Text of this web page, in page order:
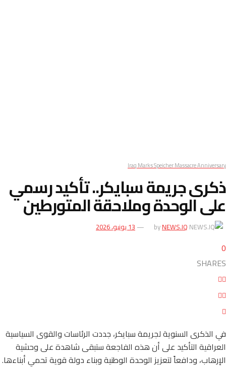
Iraq Marks Speicher Massacre Anniversary
ذكرى جريمة سبايكر.. تأكيد رسمي
على الوحدة وملاحقة المتورطين
byNEWS.IQ 13 يونيو، 2026
0
SHARES
في الذكرى السنوية لجريمة سبايكر، جددت الرئاسات والقوى السياسية
العراقية التأكيد على أن هذه الفاجعة ستبقى شاهدة على وحشية
الإرهاب، ودافعاً لتعزيز الوحدة الوطنية وبناء دولة قوية تحمي أبناءها.